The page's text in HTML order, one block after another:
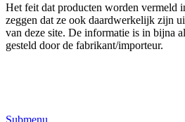
Het feit dat producten worden vermeld
zeggen dat ze ook daardwerkelijk zijn
van deze site. De informatie is in bijna
gesteld door de fabrikant/importeur.
Submenu